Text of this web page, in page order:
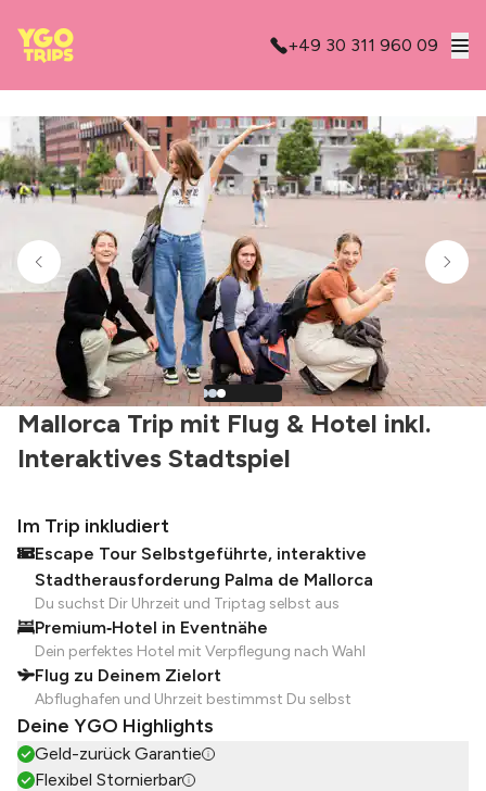
+49 30 311 960 09
Mallorca Trip mit Flug & Hotel inkl.
Interaktives Stadtspiel
Im Trip inkludiert
Escape Tour Selbstgeführte, interaktive
Stadtherausforderung Palma de Mallorca
Du suchst Dir Uhrzeit und Triptag selbst aus
Premium‑Hotel in Eventnähe
Dein perfektes Hotel mit Verpflegung nach Wahl
Flug zu Deinem Zielort
Abflughafen und Uhrzeit bestimmst Du selbst
Deine YGO Highlights
Geld-zurück Garantie
Flexibel Stornierbar